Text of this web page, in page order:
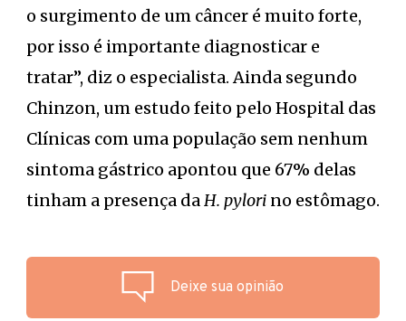
o surgimento de um câncer é muito forte,
por isso é importante diagnosticar e
tratar”, diz o especialista. Ainda segundo
Chinzon, um estudo feito pelo Hospital das
Clínicas com uma população sem nenhum
sintoma gástrico apontou que 67% delas
tinham a presença daH. pylori no estômago.
Deixe sua opinião